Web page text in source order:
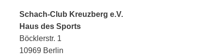
Schach-Club Kreuzberg e.V.
Haus des Sports
Böcklerstr. 1
10969 Berlin